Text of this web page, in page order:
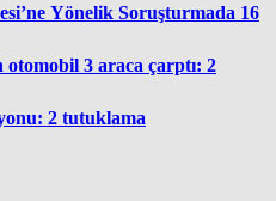
Yönelik Soruşturmada 16
3 araca çarptı: 2
2 tutuklama